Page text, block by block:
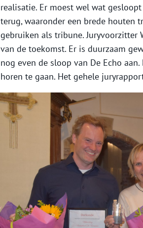
realisatie. Er moest wel wat
terug, waaronder een brede houten
gebruiken als tribune.
van de toekomst. Er is duurzaam
nog even de sloop van De Echo
horen te gaan. Het gehele